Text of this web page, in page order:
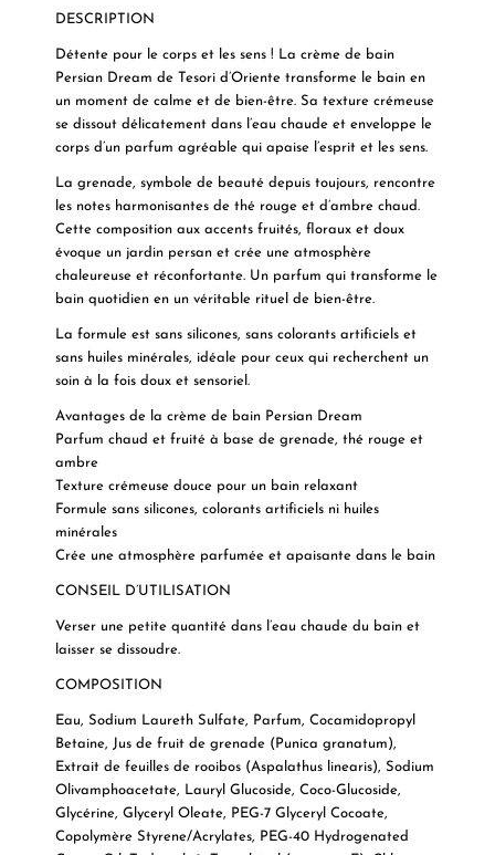
DESCRIPTION
Détente pour le corps et les sens ! La crème de bain
Persian Dream de Tesori d’Oriente transforme le bain en
un moment de calme et de bien-être. Sa texture crémeuse
se dissout délicatement dans l’eau chaude et enveloppe le
corps d’un parfum agréable qui apaise l’esprit et les sens.
La grenade, symbole de beauté depuis toujours, rencontre
les notes harmonisantes de thé rouge et d’ambre chaud.
Cette composition aux accents fruités, floraux et doux
évoque un jardin persan et crée une atmosphère
chaleureuse et réconfortante. Un parfum qui transforme le
bain quotidien en un véritable rituel de bien-être.
La formule est sans silicones, sans colorants artificiels et
sans huiles minérales, idéale pour ceux qui recherchent un
soin à la fois doux et sensoriel.
Avantages de la crème de bain Persian Dream
Parfum chaud et fruité à base de grenade, thé rouge et
ambre
Texture crémeuse douce pour un bain relaxant
Formule sans silicones, colorants artificiels ni huiles
minérales
Crée une atmosphère parfumée et apaisante dans le bain
CONSEIL D’UTILISATION
Verser une petite quantité dans l’eau chaude du bain et
laisser se dissoudre.
COMPOSITION
Eau, Sodium Laureth Sulfate, Parfum, Cocamidopropyl
Betaine, Jus de fruit de grenade (Punica granatum),
Extrait de feuilles de rooibos (Aspalathus linearis), Sodium
Olivamphoacetate, Lauryl Glucoside, Coco-Glucoside,
Glycérine, Glyceryl Oleate, PEG-7 Glyceryl Cocoate,
Copolymère Styrene/Acrylates, PEG-40 Hydrogenated